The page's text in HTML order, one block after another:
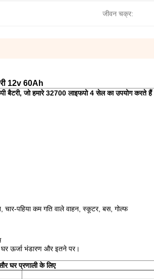
जीवन चक्र:
12v 60Ah
बैटरी, जो हमारे 32700 लाइफपो 4 सेल का उपयोग करते हैं
चार-पहिया कम गति वाले वाहन, स्कूटर, बस, गोल्फ
ऊर्जा भंडारण और इतने पर।
घर प्रणाली के लिए